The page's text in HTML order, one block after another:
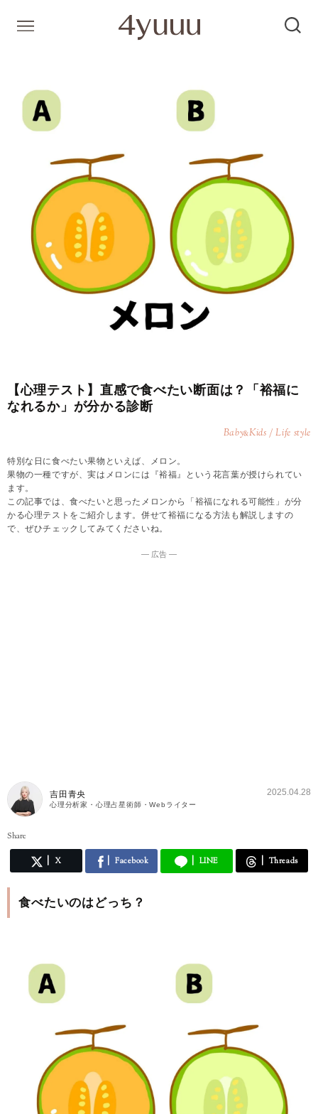
【心理テスト】直感で食べたい断面は？「裕福に
なれるか」が分かる診断
Baby&Kids / Life style
特別な日に食べたい果物といえば、メロン。
果物の一種ですが、実はメロンには『裕福』という花言葉が授けられてい
ます。
この記事では、食べたいと思ったメロンから「裕福になれる可能性」が分
かる心理テストをご紹介します。併せて裕福になる方法も解説しますの
で、ぜひチェックしてみてくださいね。
― 広告 ―
吉田青央
心理分析家・心理占星術師・Webライター
2025.04.28
Share
X Facebook LINE Threads
食べたいのはどっち？